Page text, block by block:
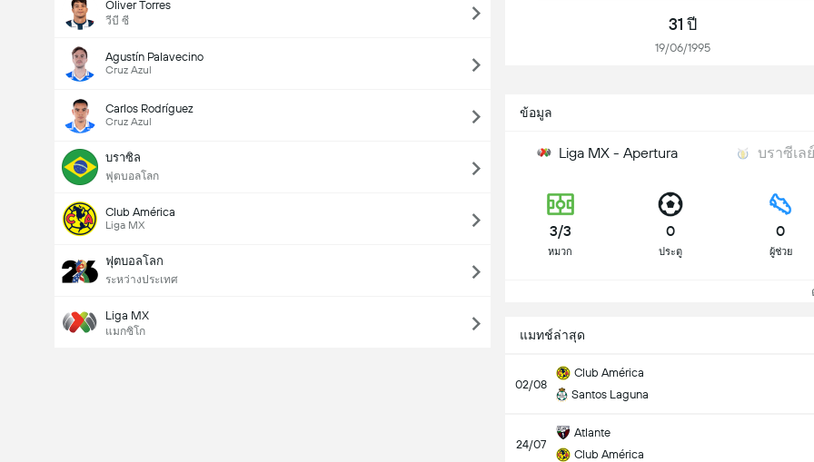
Oliver Torres
วีบี ซี
Agustín Palavecino
Cruz Azul
Carlos Rodríguez
Cruz Azul
บราซิล
ฟุตบอลโลก
Club América
Liga MX
ฟุตบอลโลก
ระหว่างประเทศ
Liga MX
แมกซิโก
31 ปี
19/06/1995
ข้อมูล
Liga MX - Apertura บราซีเล
3/3
หมวก
0
ประตู
0
ผู้ช่วย
แมทช์ล่าสุด
02/08
Club América
Santos Laguna
24/07
Atlante
Club América